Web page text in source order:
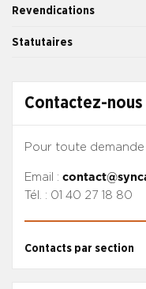
Revendications
Statutaires
Contactez-nous
Pour toute demande
Email :
Tél. : 01 40 27 18 80
Contacts par section